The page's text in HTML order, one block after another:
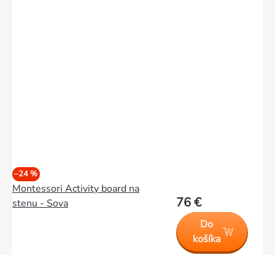
–24 %
Montessori Activity board na
stenu - Sova
76 €
Do
košíka